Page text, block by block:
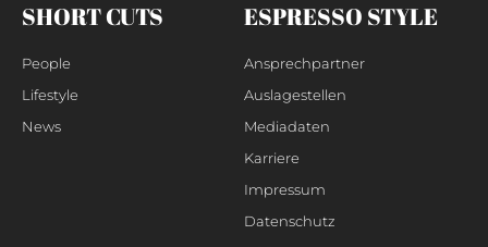
SHORT CUTS
People
Lifestyle
News
ESPRESSO STYLE
Ansprechpartner
Auslagestellen
Mediadaten
Karriere
Impressum
Datenschutz